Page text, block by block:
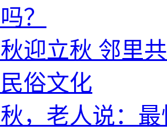
？
迎立秋 邻里
俗文化
，老人说：